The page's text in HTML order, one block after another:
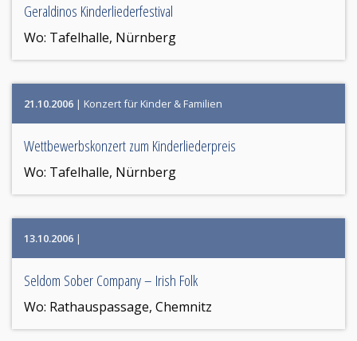
Geraldinos Kinderliederfestival
Wo: Tafelhalle, Nürnberg
21.10.2006 | Konzert für Kinder & Familien
Wettbewerbskonzert zum Kinderliederpreis
Wo: Tafelhalle, Nürnberg
13.10.2006 |
Seldom Sober Company – Irish Folk
Wo: Rathauspassage, Chemnitz